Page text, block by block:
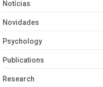
Notícias
Novidades
Psychology
Publications
Research